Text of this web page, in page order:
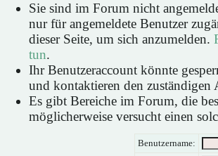
Sie sind im Forum nicht
nur für angemeldete Benutzer
dieser Seite, um sich anzumelden.
tun.
Ihr Benutzeraccount könnte
und kontaktieren den zuständigen
Es gibt Bereiche im Forum, die
möglicherweise versucht einen
Benutzername: